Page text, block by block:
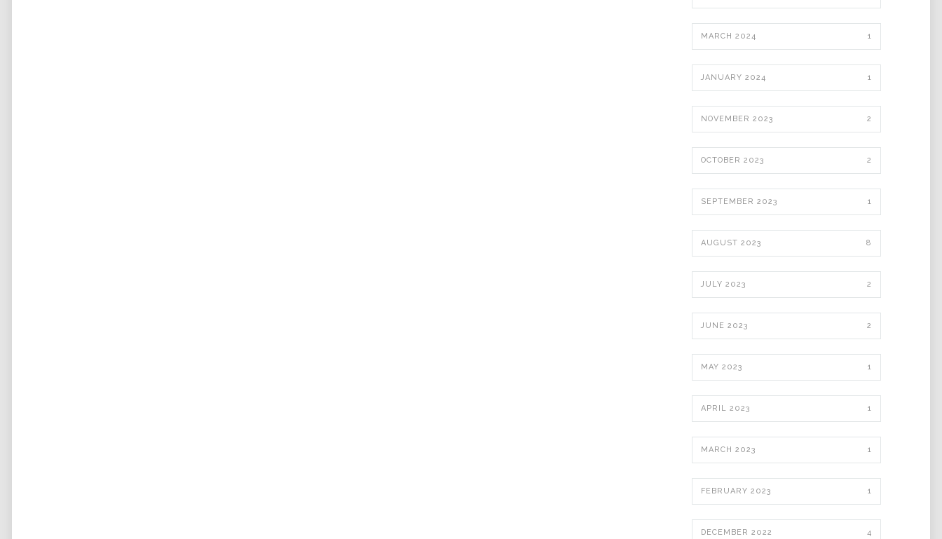
MARCH 2024 1
JANUARY 2024 1
NOVEMBER 2023 2
OCTOBER 2023 2
SEPTEMBER 2023 1
AUGUST 2023 8
JULY 2023 2
JUNE 2023 2
MAY 2023 1
APRIL 2023 1
MARCH 2023 1
FEBRUARY 2023 1
DECEMBER 2022 4